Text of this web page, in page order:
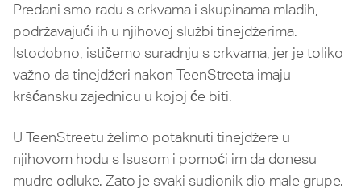
Predani smo radu s crkvama i skupinama mladih,
podržavajući ih u njihovoj službi tinejdžerima.
Istodobno, ističemo suradnju s crkvama, jer je toliko
važno da tinejdžeri nakon TeenStreeta imaju
kršćansku zajednicu u kojoj će biti.
U TeenStreetu želimo potaknuti tinejdžere u
njihovom hodu s Isusom i pomoći im da donesu
mudre odluke. Zato je svaki sudionik dio male grupe.